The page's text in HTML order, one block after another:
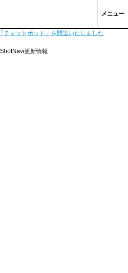
メニュー
チャットボット」を開設いたしました
ShotNavi更新情報